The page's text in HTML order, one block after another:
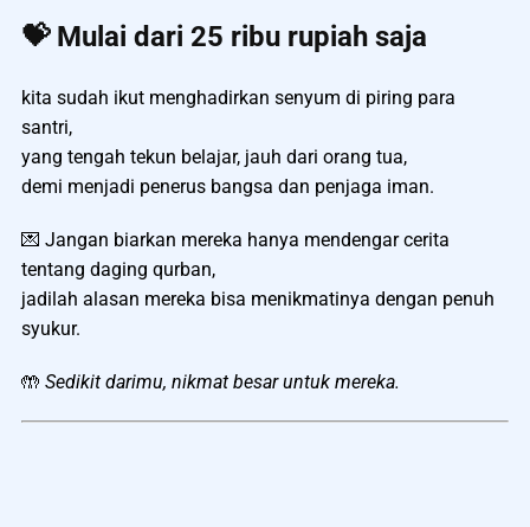
💝 Mulai dari 25 ribu rupiah saja
kita sudah ikut menghadirkan senyum di piring para
santri,
yang tengah tekun belajar, jauh dari orang tua,
demi menjadi penerus bangsa dan penjaga iman.
💌 Jangan biarkan mereka hanya mendengar cerita
tentang daging qurban,
jadilah alasan mereka bisa menikmatinya dengan penuh
syukur.
🤲 Sedikit darimu, nikmat besar untuk mereka.